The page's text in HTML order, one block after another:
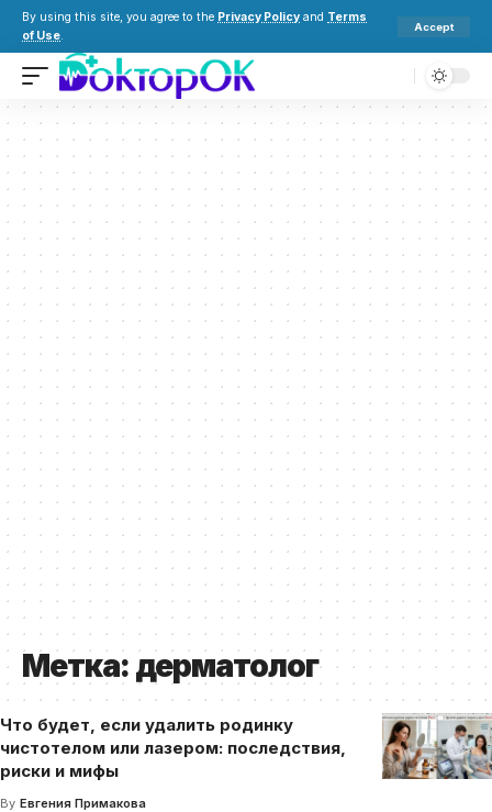
By using this site, you agree to the Privacy Policy and Terms
of Use.
Accept
Метка: дерматолог
Что будет, если удалить родинку
чистотелом или лазером: последствия,
риски и мифы
By Евгения Примакова